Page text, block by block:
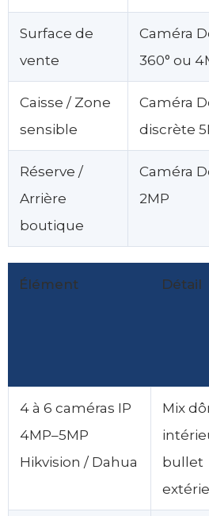
Surface de
vente
Caméra
360° ou
Caisse / Zone
sensible
Caméra
discrète
Réserve /
Arrière
boutique
Caméra
2MP
Élément Détail
4 à 6 caméras IP
4MP–5MP
Hikvision / Dahua
Mix
bullet